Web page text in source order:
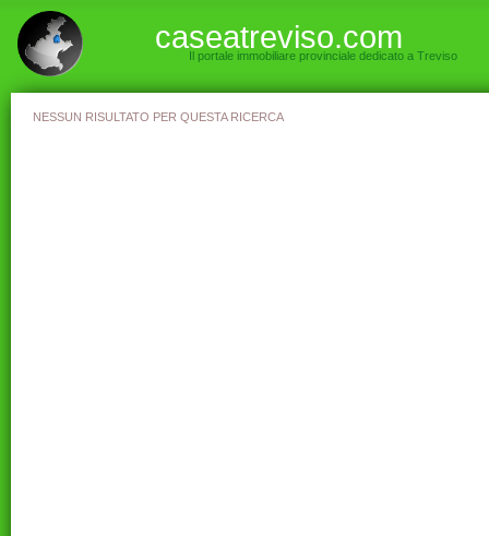
caseatreviso.com
Il portale immobiliare provinciale dedicato a Treviso
NESSUN RISULTATO PER QUESTA RICERCA